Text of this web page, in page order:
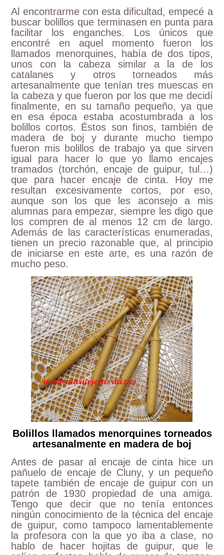
Al encontrarme con esta dificultad, empecé a
buscar bolillos que terminasen en punta para
facilitar los enganches. Los únicos que
encontré en aquel momento fueron los
llamados menorquines, había de dos tipos,
unos con la cabeza similar a la de los
catalanes y otros torneados más
artesanalmente que tenían tres muescas en
la cabeza y que fueron por los que me decidí
finalmente, en su tamaño pequeño, ya que
en esa época estaba acostumbrada a los
bolillos cortos. Éstos son finos, también de
madera de boj y durante mucho tiempo
fueron mis bolillos de trabajo ya que sirven
igual para hacer lo que yo llamo encajes
tramados (torchón, encaje de guipur, tul…)
que para hacer encaje de cinta. Hoy me
resultan excesivamente cortos, por eso,
aunque son los que les aconsejo a mis
alumnas para empezar, siempre les digo que
los compren de al menos 12 cm de largo.
Además de las características enumeradas,
tienen un precio razonable que, al principio
de iniciarse en este arte, es una razón de
mucho peso.
Bolillos llamados menorquines torneados
artesanalmente en madera de boj
Antes de pasar al encaje de cinta hice un
pañuelo de encaje de Cluny, y un pequeño
tapete también de encaje de guipur con un
patrón de 1930 propiedad de una amiga.
Tengo que decir que no tenía entonces
ningún conocimiento de la técnica del encaje
de guipur, como tampoco lamentablemente
la profesora con la que yo iba a clase, no
hablo de hacer hojitas de guipur, que le